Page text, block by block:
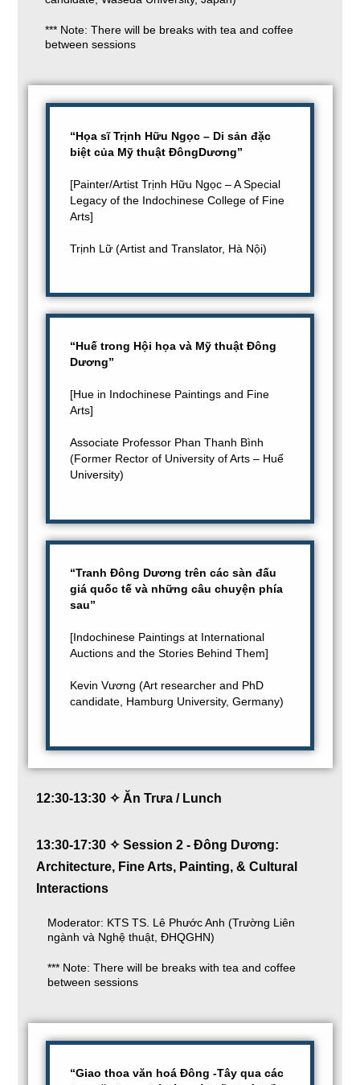
*** Note: There will be breaks with tea and coffee
between sessions
“Họa sĩ Trịnh Hữu Ngọc – Di sản đặc
biệt của Mỹ thuật ĐôngDương”
[Painter/Artist Trịnh Hữu Ngọc – A Special
Legacy of the Indochinese College of Fine
Arts]
Trịnh Lữ (Artist and Translator, Hà Nội)
“Huế trong Hội họa và Mỹ thuật Đông
Dương”
[Hue in Indochinese Paintings and Fine
Arts]
Associate Professor Phan Thanh Bình
(Former Rector of University of Arts – Huế
University)
“Tranh Đông Dương trên các sàn đấu
giá quốc tế và những câu chuyện phía
sau”
[Indochinese Paintings at International
Auctions and the Stories Behind Them]
Kevin Vương (Art researcher and PhD
candidate, Hamburg University, Germany)
12:30-13:30 ✧ Ăn Trưa / Lunch
13:30-17:30 ✧ Session 2 - Đông Dương:
Architecture, Fine Arts, Painting, & Cultural
Interactions
Moderator: KTS TS. Lê Phước Anh (Trường Liên
ngành và Nghệ thuật, ĐHQGHN)
*** Note: There will be breaks with tea and coffee
between sessions
“Giao thoa văn hoá Đông -Tây qua các